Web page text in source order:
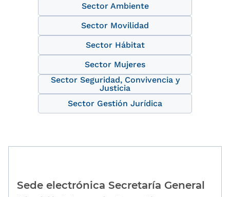
Sector Ambiente
Sector Movilidad
Sector Hábitat
Sector Mujeres
Sector Seguridad, Convivencia y
Justicia
Sector Gestión Jurídica
Sede electrónica Secretaría General